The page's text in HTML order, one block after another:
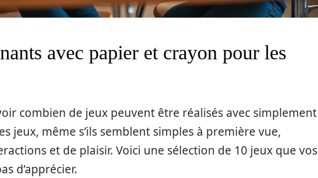
avec papier et crayon pour les
combien de jeux peuvent être réalisés avec simplement
jeux, même s’ils semblent simples à première vue,
et de plaisir. Voici une sélection de 10 jeux que vos
d’apprécier.